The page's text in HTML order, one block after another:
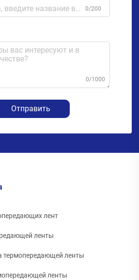
0/200
0/1000
Отправить
лент
ленты
термопередающей ленты
ленты